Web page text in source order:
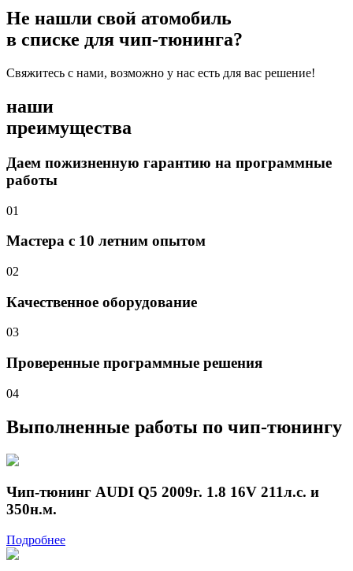
Не нашли свой атомобиль
в списке для чип-тюнинга?
Свяжитесь с нами, возможно у нас есть для вас решение!
наши
преимущества
Даем пожизненную гарантию на программные
работы
01
Мастера с 10 летним опытом
02
Качественное оборудование
03
Проверенные программные решения
04
Выполненные работы по чип-тюнингу
Чип-тюнинг AUDI Q5 2009г. 1.8 16V 211л.с. и
350н.м.
Подробнее